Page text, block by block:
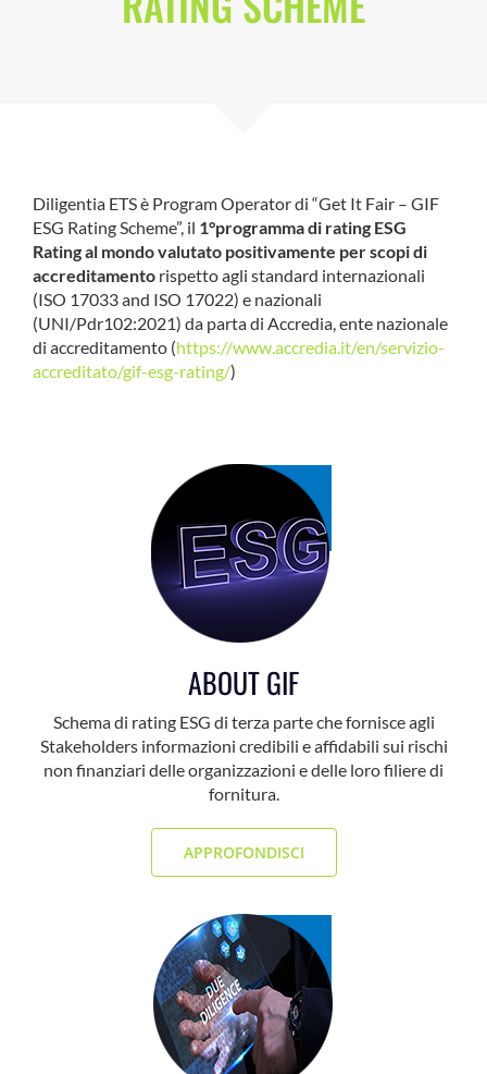
Diligentia ETS è Program Operator di “Get It Fair – GIF
ESG Rating Scheme”, il 1°programma di rating ESG
Rating al mondo valutato positivamente per scopi di
accreditamento rispetto agli standard internazionali
(ISO 17033 and ISO 17022) e nazionali
(UNI/Pdr102:2021) da parta di Accredia, ente nazionale
di accreditamento (https://www.accredia.it/en/servizio-
accreditato/gif-esg-rating/)
ABOUT GIF
Schema di rating ESG di terza parte che fornisce agli
Stakeholders informazioni credibili e affidabili sui rischi
non finanziari delle organizzazioni e delle loro filiere di
fornitura.
APPROFONDISCI